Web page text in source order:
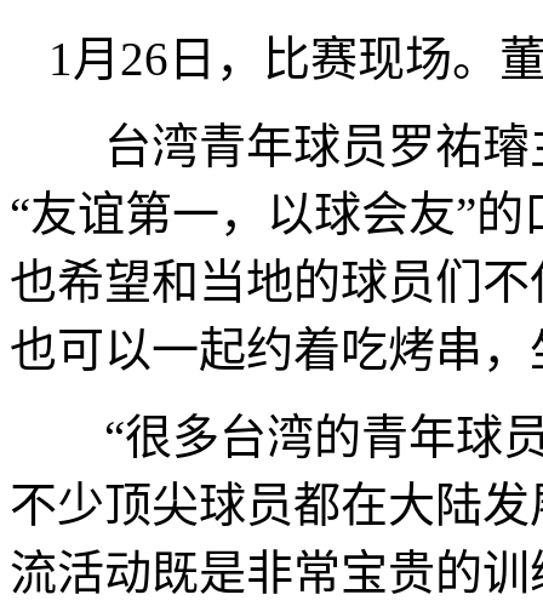
1月26日，比赛现场。
台湾青年球员罗祐璿
“友谊第一，以球会友”
也希望和当地的球员们
也可以一起约着吃烤串
“很多台湾的青年球员
不少顶尖球员都在大陆
流活动既是非常宝贵的